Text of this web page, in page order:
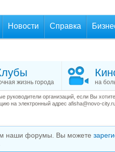
Новости Справка
жизнь города на
руководители организаций, если Вы
на электронный адрес afisha@novo-
наши форумы. Вы можете